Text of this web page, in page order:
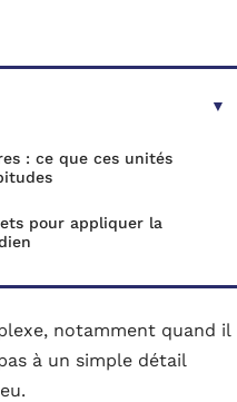
: ce que ces unités
pour appliquer la
notamment quand il
à un simple détail